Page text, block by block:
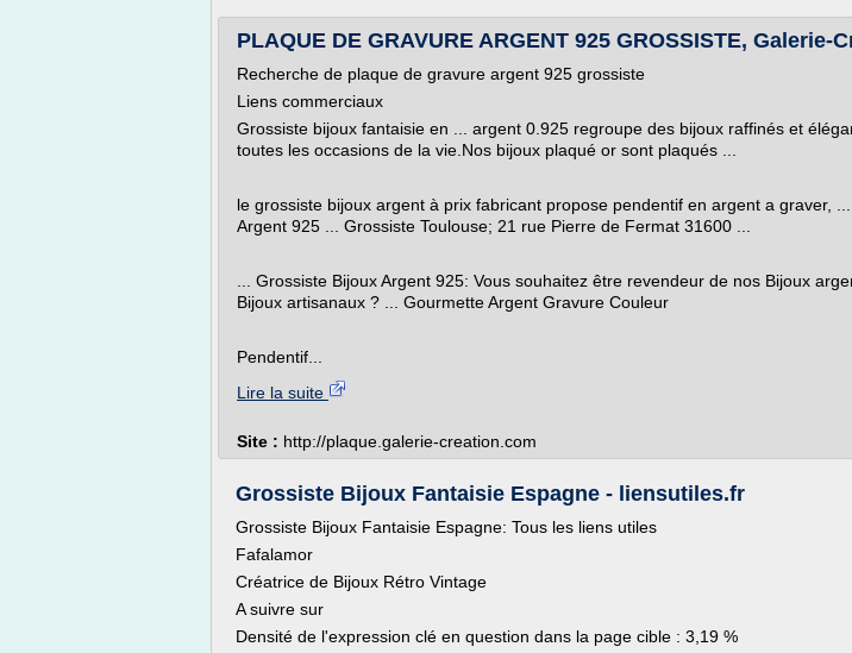
PLAQUE DE GRAVURE ARGENT 925 GROSSISTE, Galerie-
Recherche de plaque de gravure argent 925 grossiste
Liens commerciaux
Grossiste bijoux fantaisie en ... argent 0.925 regroupe des bijoux raffinés et
toutes les occasions de la vie.Nos bijoux plaqué or sont plaqués ...
le grossiste bijoux argent à prix fabricant propose pendentif en argent a graver,
Argent 925 ... Grossiste Toulouse; 21 rue Pierre de Fermat 31600 ...
... Grossiste Bijoux Argent 925: Vous souhaitez être revendeur de nos Bijoux
Bijoux artisanaux ? ... Gourmette Argent Gravure Couleur
Pendentif...
Lire la suite
Site : http://plaque.galerie-creation.com
Grossiste Bijoux Fantaisie Espagne - liensutiles.fr
Grossiste Bijoux Fantaisie Espagne: Tous les liens utiles
Fafalamor
Créatrice de Bijoux Rétro Vintage
A suivre sur
Densité de l'expression clé en question dans la page cible : 3,19 %